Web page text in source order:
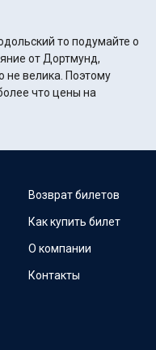
то подумайте о
от Дортмунд,
не велика. Поэтому
что цены на
Возврат билетов
Как купить билет
О компании
Контакты